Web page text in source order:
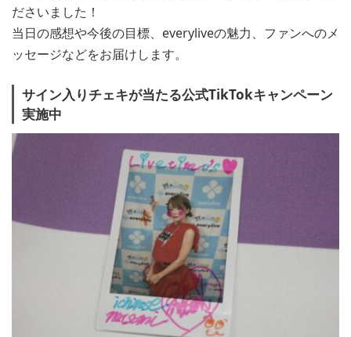
ださいました！
当日の感想や今後の目標、everyliveの魅力、ファンへのメ
ッセージなどをお届けします。
サイン入りチェキが当たる公式TikTokキャンペーン
実施中